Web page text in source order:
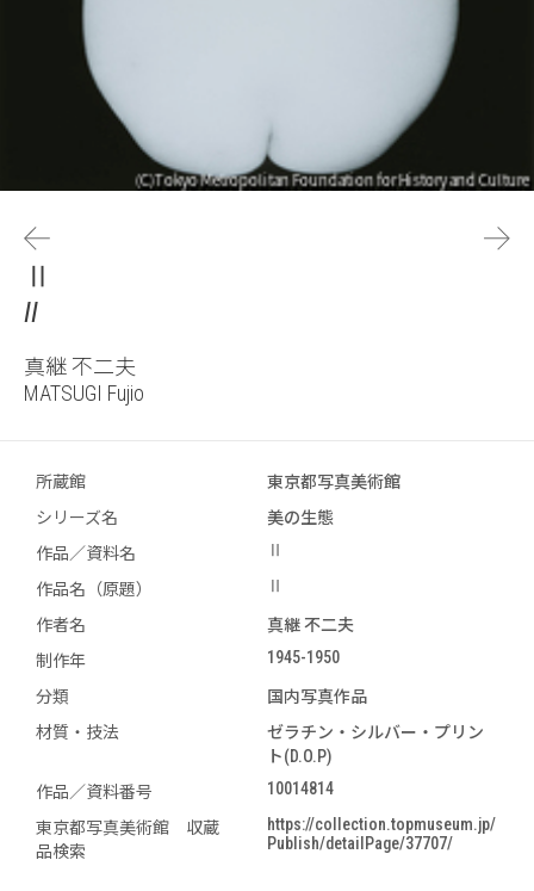
Ⅱ
II
真継 不二夫
MATSUGI Fujio
所蔵館
東京都写真美術館
シリーズ名
美の生態
作品／資料名
Ⅱ
作品名（原題） Ⅱ
作者名
真継 不二夫
制作年
1945-1950
分類
国内写真作品
材質・技法
ゼラチン・シルバー・プリン
ト(D.O.P)
作品／資料番号
10014814
東京都写真美術館 収蔵
品検索
https://collection.topmuseum.jp/
Publish/detailPage/37707/